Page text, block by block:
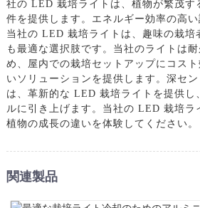
社の LED 栽培ライトは、植物が繁茂す
件を提供します。エネルギー効率の高
当社の LED 栽培ライトは、趣味の栽培
も最適な選択肢です。当社のライトは
め、屋内での栽培セットアップにコス
いソリューションを提供します。深セ
は、革新的な LED 栽培ライトを提供し
ルに引き上げます。当社の LED 栽培ラ
植物の成長の違いを体験してください。
関連製品